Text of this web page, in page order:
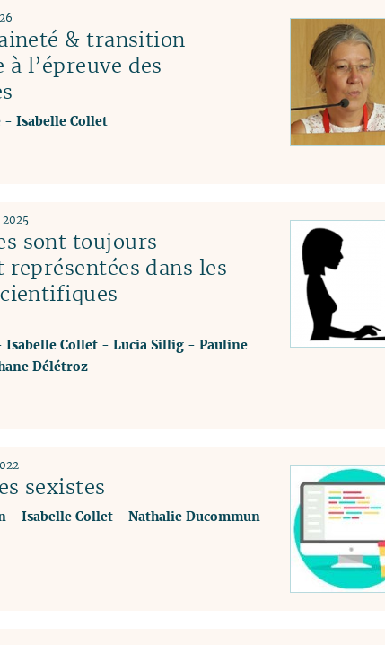
& transition
l’épreuve des
- Isabelle Collet
sont toujours
dans les
Isabelle Collet- Lucia Sillig- Pauline
Délétroz
sexistes
- Isabelle Collet- Nathalie Ducommun